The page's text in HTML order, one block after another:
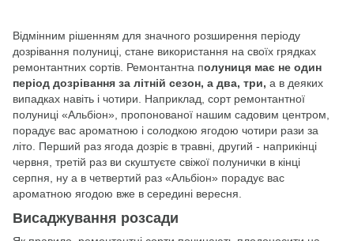
Відмінним рішенням для значного розширення періоду
дозрівання полуниці, стане використання на своїх грядках
ремонтантних сортів. Ремонтантна полуниця має не один
період дозрівання за літній сезон, а два, три, а в деяких
випадках навіть і чотири. Наприклад, сорт ремонтантної
полуниці «Альбіон», пропонованої нашим садовим центром,
порадує вас ароматною і солодкою ягодою чотири рази за
літо. Перший раз ягода дозріє в травні, другий - наприкінці
червня, третій раз ви скуштуєте свіжої полунички в кінці
серпня, ну а в четвертий раз «Альбіон» порадує вас
ароматною ягодою вже в середині вересня.
Висаджування розсади